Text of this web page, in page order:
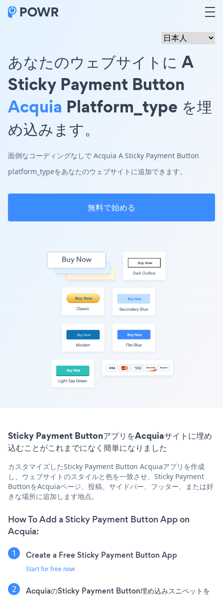
あなたのウェブサイトに A
Sticky Payment Button
Acquia Platform_type を埋
め込みます。
面倒なコーディングなしで Acquia A Sticky Payment Button
platform_typeをあなたのウェブサイトに追加できます。
無料で始める
Sticky Payment ButtonアプリをAcquiaサイトに埋め
込むことがこれまでになく簡単になりました
カスタマイズしたSticky Payment Button Acquiaアプリを作成
し、ウェブサイトのスタイルと色を一致させ、Sticky Payment
ButtonをAcquiaページ、投稿、サイドバー、フッター、または好
きな場所に追加します地点。
How To Add a Sticky Payment Button App on
Acquia:
Create a Free Sticky Payment Button App
Start for free now
AcquiaのSticky Payment Button埋め込みスニペットを